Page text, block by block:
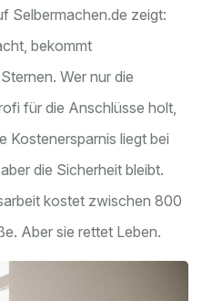
Selbermachen.de zeigt:
bekommt
Wer nur die
für die Anschlüsse holt,
Kostenersparnis liegt bei
die Sicherheit bleibt.
kostet zwischen 800
Aber sie rettet Leben.